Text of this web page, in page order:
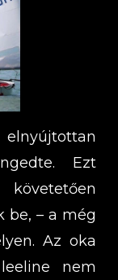
Ezt
be, – a még
Az oka
nem